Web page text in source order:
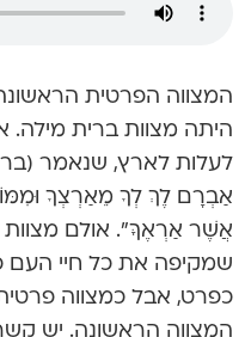
המצווה הפרטית
היתה מצוות ברית מילה.
לעלות לארץ, שנאמר
אַבְרָם לֶךְ לְךָ מֵאַרְצְךָ
אֲשֶׁר אַרְאֶךָּ”. אולם מצוות
שמקיפה את כל חיי העם
כפרט, אבל כמצווה
המצווה הראשונה. יש